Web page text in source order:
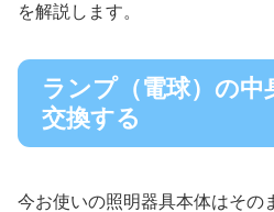
を解説します。
ランプ（電球）の中
交換する
今お使いの照明器具本体はその